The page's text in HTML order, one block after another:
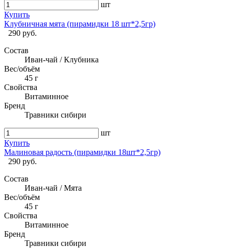
шт
Купить
Клубничная мята (пирамидки 18 шт*2,5гр)
290 руб.
Состав
Иван-чай / Клубника
Вес/объём
45 г
Свойства
Витаминное
Бренд
Травники сибири
шт
Купить
Малиновая радость (пирамидки 18шт*2,5гр)
290 руб.
Состав
Иван-чай / Мята
Вес/объём
45 г
Свойства
Витаминное
Бренд
Травники сибири